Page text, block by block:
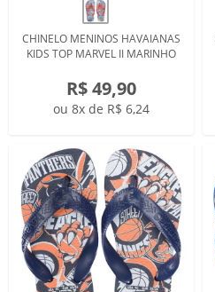
CHINELO MENINOS HAVAIANAS
KIDS TOP MARVEL II MARINHO
R$ 49,90
ou 8x de R$ 6,24